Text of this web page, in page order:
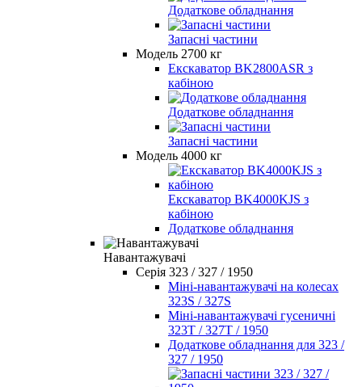
Додаткове обладнання
Запасні частини
Модель 2700 кг
Екскаватор BK2800ASR з
кабіною
Додаткове обладнання
Запасні частини
Модель 4000 кг
Екскаватор BK4000KJS з
кабіною
Додаткове обладнання
Навантажувачі
Серія 323 / 327 / 1950
Міні-навантажувачі на колесах
323S / 327S
Міні-навантажувачі гусеничні
323T / 327T / 1950
Додаткове обладнання для 323 /
327 / 1950